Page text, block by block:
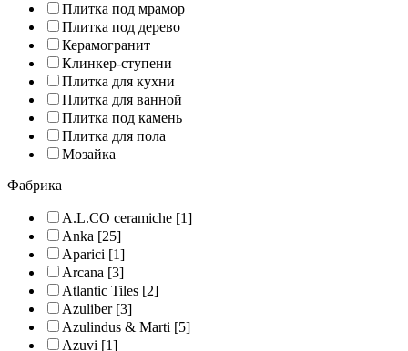
Плитка под мрамор
Плитка под дерево
Керамогранит
Клинкер-ступени
Плитка для кухни
Плитка для ванной
Плитка под камень
Плитка для пола
Мозайка
Фабрика
A.L.CO ceramiche [1]
Anka [25]
Aparici [1]
Arcana [3]
Atlantic Tiles [2]
Azuliber[3]
Azulindus & Marti [5]
Azuvi [1]